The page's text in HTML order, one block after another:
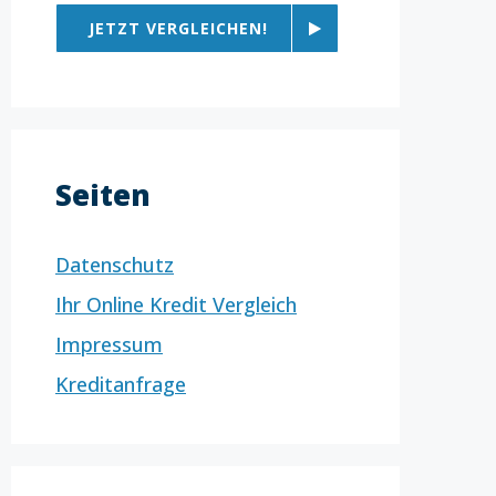
JETZT VERGLEICHEN!
Seiten
Datenschutz
Ihr Online Kredit Vergleich
Impressum
Kreditanfrage